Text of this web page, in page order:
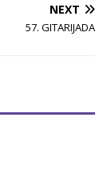
NEXT
57. GITARIJADA